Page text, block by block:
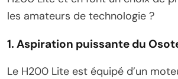
les amateurs de technologie ?
1. Aspiration puissante du
Le H200 Lite est équipé d’un